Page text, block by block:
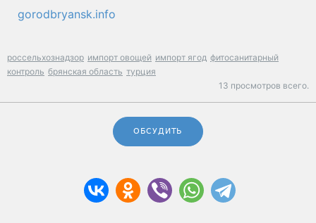
gorodbryansk.info
россельхознадзор импорт овощей импорт ягод фитосанитарный
контроль брянская область турция
13 просмотров всего.
ОБСУДИТЬ